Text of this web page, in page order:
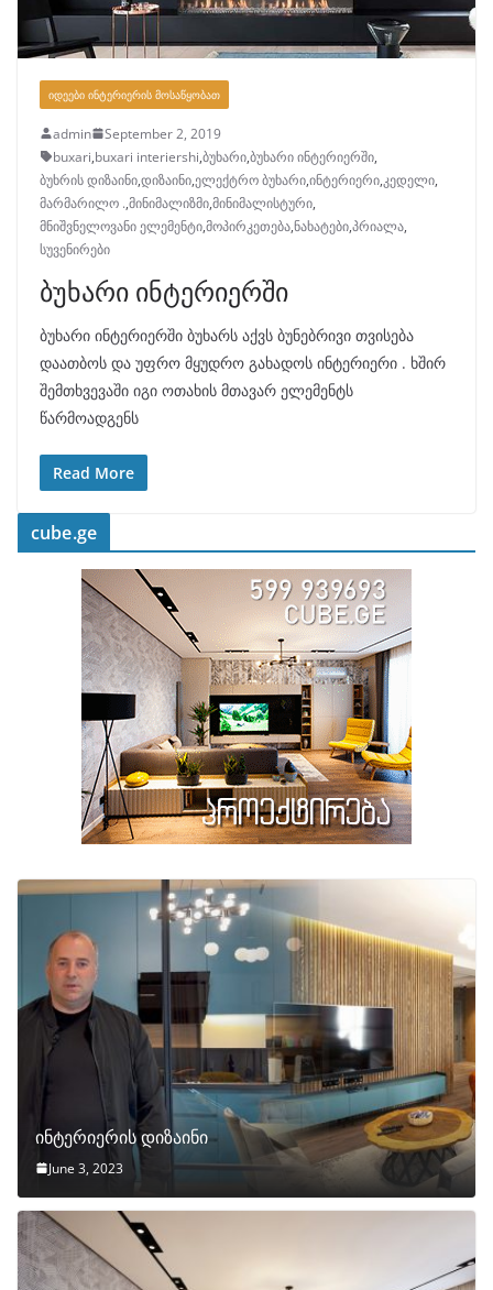
ᲘᲓᲔᲔᲑᲘ ᲘᲜᲢᲔᲠᲘᲔᲠᲘᲡ ᲛᲝᲡᲐᲬᲧᲝᲑᲐᲗ
admin
September 2, 2019
buxari,buxari interiershi,ბუხარი,ბუხარი ინტერიერში,
ბუხრის დიზაინი,დიზაინი,ელექტრო ბუხარი,ინტერიერი,კედელი,
მარმარილო .,მინიმალიზმი,მინიმალისტური,
მნიშვნელოვანი ელემენტი,მოპირკეთება,ნახატები,პრიალა,
სუვენირები
ბუხარი ინტერიერში
ბუხარი ინტერიერში ბუხარს აქვს ბუნებრივი თვისება
დაათბოს და უფრო მყუდრო გახადოს ინტერიერი . ხშირ
შემთხვევაში იგი ოთახის მთავარ ელემენტს
წარმოადგენს
Read More
cube.ge
ინტერიერის დიზაინი
June 3, 2023